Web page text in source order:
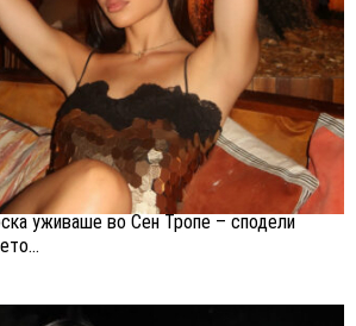
уживаше во Сен Тропе – сподели